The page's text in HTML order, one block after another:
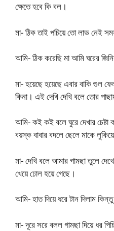
ক্ষেতে হবে কি বল।
মা- ঠিক তাই পচিয়ে তো লাভ নেই
আমি- ঠিক করেছি মা আমি ঘরের
মা- হয়েছে হয়েছে এবার বাকি গুল
কিনা। এই দেখি দেখি বলে তোর
আমি- কই কই বলে ঘুরে দেখার
বয়স্ক বাবার বদলে ছেলে মাকে
মা- দেখি বলে আমার গামছা তুলে
খেয়ে ঢোল হয়ে গেছে।
আমি- হাত দিয়ে ধরে টান দিলাম কিন্তু
মা- দূরে সরে বলল গামছা দিয়ে ধর